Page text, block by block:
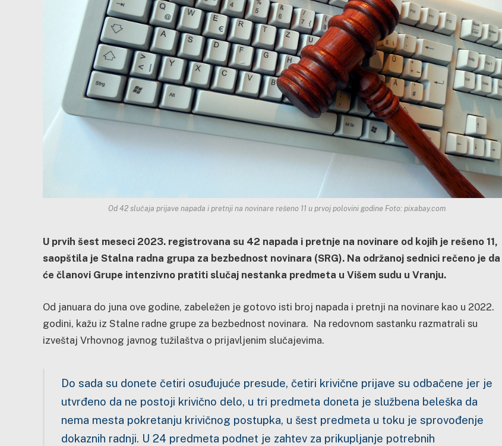
Od 42 slučaja prijave napada i pretnji na novinare rešeno 11 u prvoj polovini godine Foto: pixabay.com
U prvih šest meseci 2023. registrovana su 42 napada i pretnje na novinare od kojih je rešeno 11,
saopštila je Stalna radna grupa za bezbednost novinara (SRG). Na održanoj sednici rečeno je da
će članovi Grupe intenzivno pratiti slučaj nestanka predmeta u Višem sudu u Vranju.
Od januara do juna ove godine, zabeležen je gotovo isti broj napada i pretnji na novinare kao u 2022.
godini, kažu iz Stalne radne grupe za bezbednost novinara. Na redovnom sastanku razmatrali su
izveštaj Vrhovnog javnog tužilaštva o prijavljenim slučajevima.
Do sada su donete četiri osuđujuće presude, četiri krivične prijave su odbačene jer je
utvrđeno da ne postoji krivično delo, u tri predmeta doneta je službena beleška da
nema mesta pokretanju krivičnog postupka, u šest predmeta u toku je sprovođenje
dokaznih radnji. U 24 predmeta podnet je zahtev za prikupljanje potrebnih